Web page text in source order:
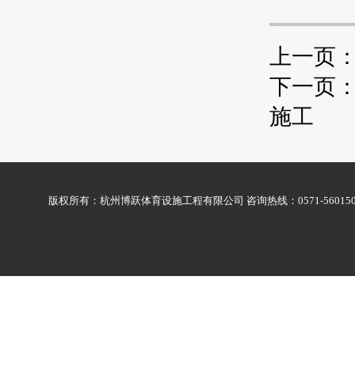
上一页
下一页
施工
版权所有：杭州博跃体育设施工程有限公司 咨询热线：0571-